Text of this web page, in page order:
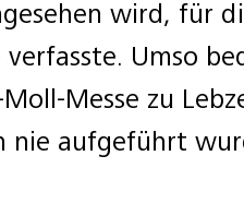
wird, für
verfasste. Umso
Messe zu
nie aufgeführt